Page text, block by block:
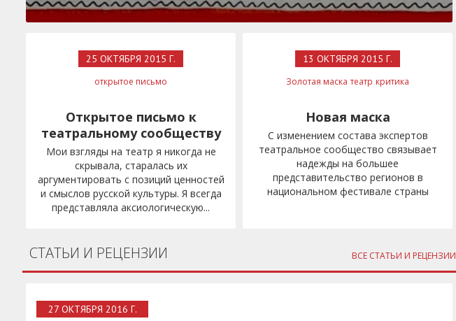
25 ОКТЯБРЯ 2015 Г.
открытое письмо
Открытое письмо к
театральному сообществу
Мои взгляды на театр я никогда не
скрывала, старалась их
аргументировать с позиций ценностей
и смыслов русской культуры. Я всегда
представляла аксиологическую...
13 ОКТЯБРЯ 2015 Г.
Золотая маска театр критика
Новая маска
С изменением состава экспертов
театральное сообщество связывает
надежды на большее
представительство регионов в
национальном фестивале страны
ВСЕ СТАТЬИ И РЕЦЕНЗИИ
СТАТЬИ И РЕЦЕНЗИИ
27 ОКТЯБРЯ 2016 Г.